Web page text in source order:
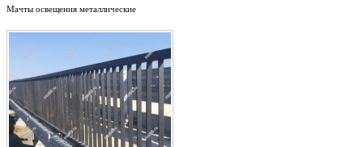
Мачты освещения металлические